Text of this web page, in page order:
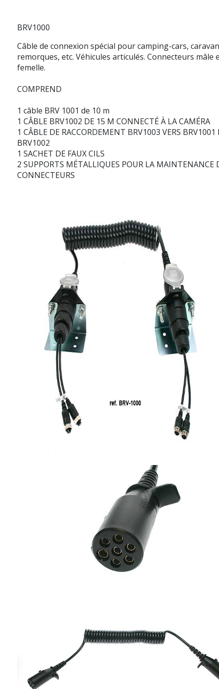
BRV1000
Câble de connexion spécial pour camping-cars,
remorques, etc. Véhicules articulés. Connecteurs mâle
femelle.
COMPREND
1 câble BRV 1001 de 10 m
1 CÂBLE BRV1002 DE 15 M CONNECTÉ À LA CAMÉRA
1 CÂBLE DE RACCORDEMENT BRV1003 VERS BRV1001
BRV1002
1 SACHET DE FAUX CILS
2 SUPPORTS MÉTALLIQUES POUR LA MAINTENANCE
CONNECTEURS